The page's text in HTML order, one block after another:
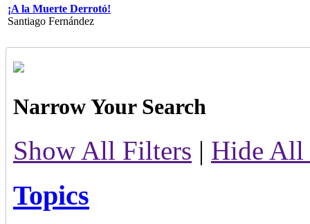
¡A la Muerte Derrotó!
Santiago Fernández
Narrow Your Search
Show All Filters | Hide All
Topics